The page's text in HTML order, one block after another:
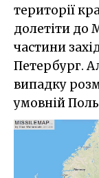
території
долетіти до
частини
Петербург.
випадку
умовній